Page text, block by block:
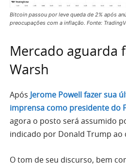
Bitcoin passou por leve queda de 2% após
preocupações com a inflação. Fonte:
Mercado aguarda
Warsh
Após Jerome Powell fazer sua
imprensa como presidente do
agora o posto será assumido
indicado por Donald Trump ao
O tom de seu discurso, bem